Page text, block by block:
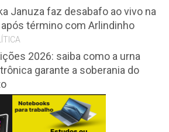
Januza faz desabafo ao vivo na
após término com Arlindinho
2026: saiba como a urna
garante a soberania do